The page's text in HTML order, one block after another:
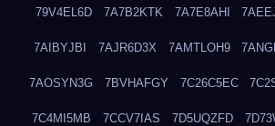
79V4EL6D 7A7B2KTK 7A7E8AHI
7AIBYJBI 7AJR6D3X 7AMTLOH9
7AOSYN3G 7BVHAFGY 7C26C5EC
7C4MI5MB 7CCV7IAS 7D5UQZFD